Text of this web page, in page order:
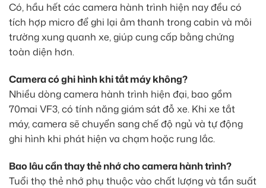
Có, hầu hết các camera hành trình hiện nay đều có
tích hợp micro để ghi lại âm thanh trong cabin và môi
trường xung quanh xe, giúp cung cấp bằng chứng
toàn diện hơn.
Camera có ghi hình khi tắt máy không?
Nhiều dòng camera hành trình hiện đại, bao gồm
70mai VF3, có tính năng giám sát đỗ xe. Khi xe tắt
máy, camera sẽ chuyển sang chế độ ngủ và tự động
ghi hình khi phát hiện va chạm hoặc rung lắc.
Bao lâu cần thay thẻ nhớ cho camera hành trình?
Tuổi thọ thẻ nhớ phụ thuộc vào chất lượng và tần suất